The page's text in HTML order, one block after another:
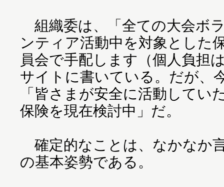
組織委は、「全ての大会ボ
ンティア活動中を対象とした
員会で手配します（個人負担
サイトに書いている。だが、
「皆さまが安全に活動してい
保険を現在検討中」だ。
確定的なことは、なかなか
の基本姿勢である。